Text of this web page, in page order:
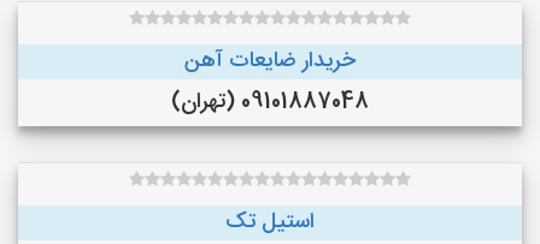
خریدار ضایعات آهن
09101887048 (تهران)
استیل تک